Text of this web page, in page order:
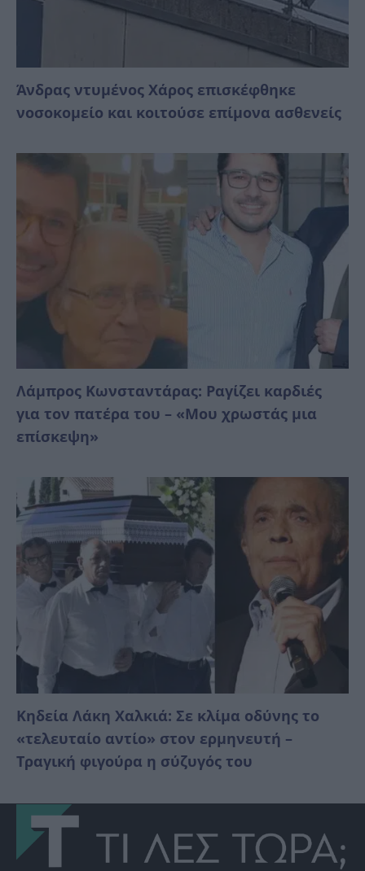
Άνδρας ντυμένος Χάρος επισκέφθηκε
νοσοκομείο και κοιτούσε επίμονα ασθενείς
Λάμπρος Κωνσταντάρας: Ραγίζει καρδιές
για τον πατέρα του – «Μου χρωστάς μια
επίσκεψη»
Κηδεία Λάκη Χαλκιά: Σε κλίμα οδύνης το
«τελευταίο αντίο» στον ερμηνευτή –
Τραγική φιγούρα η σύζυγός του